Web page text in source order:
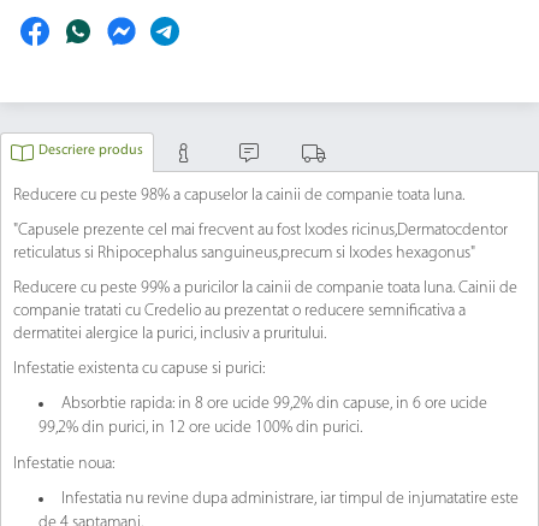
Descriere produs
Reducere cu peste 98% a capuselor la cainii de companie toata luna.
"Capusele prezente cel mai frecvent au fost Ixodes ricinus,Dermatocdentor
reticulatus si Rhipocephalus sanguineus,precum si Ixodes hexagonus"
Reducere cu peste 99% a puricilor la cainii de companie toata luna. Cainii de
companie tratati cu Credelio au prezentat o reducere semnificativa a
dermatitei alergice la purici, inclusiv a pruritului.
Infestatie existenta cu capuse si purici:
Absorbtie rapida: in 8 ore ucide 99,2% din capuse, in 6 ore ucide
99,2% din purici, in 12 ore ucide 100% din purici.
Infestatie noua:
Infestatia nu revine dupa administrare, iar timpul de injumatatire este